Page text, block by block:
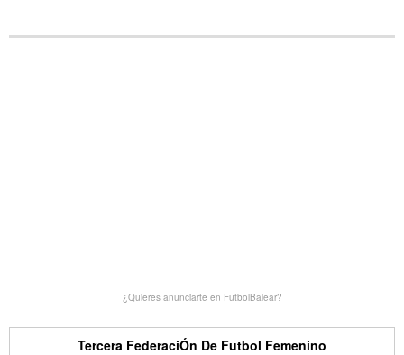
¿Quieres anunciarte en FutbolBalear?
Tercera FederaciÓn De Futbol Femenino